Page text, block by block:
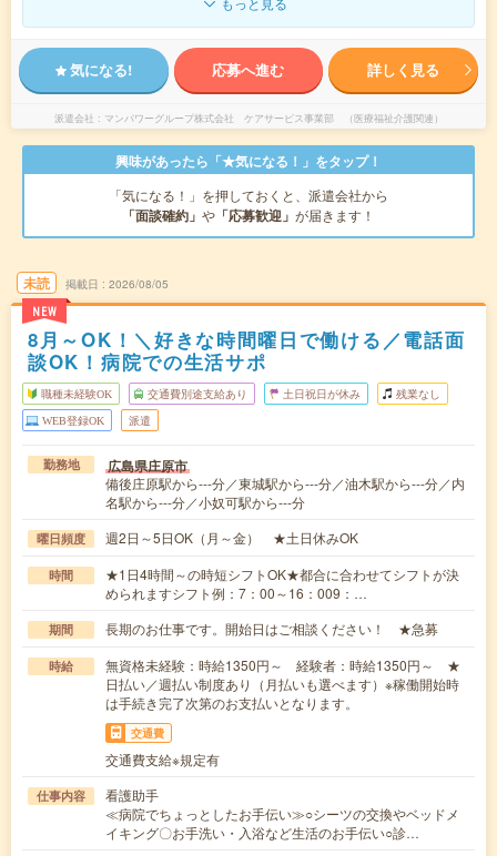
気になる! 応募へ進む 詳しく見る
派遣会社 マンパワーグループ株式会社 ケアサービス事業部 （医療福祉介護関連）
興味があったら「★気になる！」をタップ！
「気になる！」を押しておくと、派遣会社から
「面談確約」 や 「応募歓迎」 が届きます！
未読
NEW
掲載日 2026/08/05
8月～OK！＼好きな時間曜日で働ける／電話面
談OK！病院での生活サポ
職種未経験OK 交通費別途支給あり 土日祝日が休み 残業なし
WEB登録OK 派遣
勤務地 広島県庄原市
備後庄原駅から---分／東城駅から---分／油木駅から---分／内
名駅から---分／小奴可駅から---分
曜日頻度 週2日～5日OK（月～金） ★土日休みOK
時間
★1日4時間～の時短シフトOK★都合に合わせてシフトが決
められますシフト例：7：00～16：009：…
期間 長期のお仕事です。開始日はご相談ください！ ★急募
時給
無資格未経験：時給1350円～ 経験者：時給1350円～ ★
日払い／週払い制度あり（月払いも選べます）※稼働開始時
は手続き完了次第のお支払いとなります。
交通費
交通費支給※規定有
仕事内容
看護助手
≪病院でちょっとしたお手伝い≫○シーツの交換やベッドメ
イキング〇お手洗い・入浴など生活のお手伝い○診…